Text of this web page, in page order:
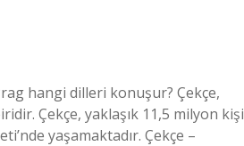
hangi dilleri konuşur? Çekçe,
Çekçe, yaklaşık 11,5 milyon kişi
yaşamaktadır. Çekçe –